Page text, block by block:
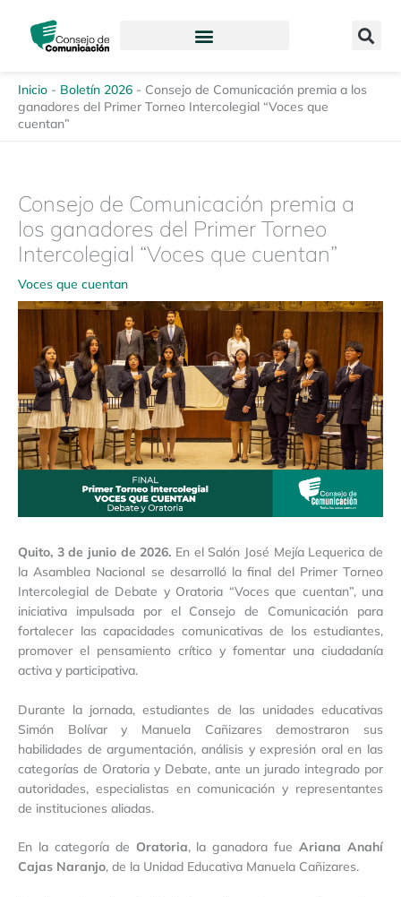
contenido
Inicio - Boletín 2026 - Consejo de Comunicación premia a los
ganadores del Primer Torneo Intercolegial “Voces que
cuentan”
Consejo de Comunicación premia a
los ganadores del Primer Torneo
Intercolegial “Voces que cuentan”
Voces que cuentan
Quito, 3 de junio de 2026. En el Salón José Mejía Lequerica de
la Asamblea Nacional se desarrolló la final del Primer Torneo
Intercolegial de Debate y Oratoria “Voces que cuentan”, una
iniciativa impulsada por el Consejo de Comunicación para
fortalecer las capacidades comunicativas de los estudiantes,
promover el pensamiento crítico y fomentar una ciudadanía
activa y participativa.
Durante la jornada, estudiantes de las unidades educativas
Simón Bolívar y Manuela Cañizares demostraron sus
habilidades de argumentación, análisis y expresión oral en las
categorías de Oratoria y Debate, ante un jurado integrado por
autoridades, especialistas en comunicación y representantes
de instituciones aliadas.
En la categoría de Oratoria, la ganadora fueAriana Anahí
Cajas Naranjo, de la Unidad Educativa Manuela Cañizares.